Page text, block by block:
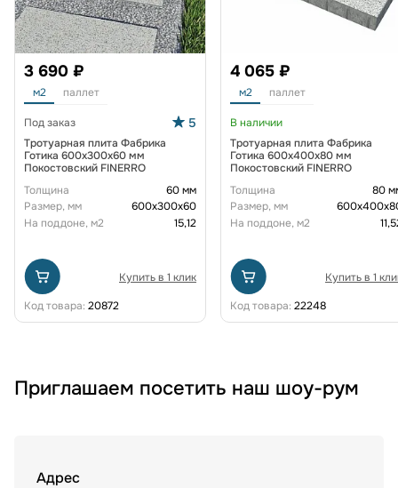
3 690 ₽
м2 паллет
Под заказ 5
Тротуарная плита Фабрика
Готика 600х300х60 мм
Покостовский FINERRO
Толщина
60 мм
Размер, мм
600х300х60
На поддоне, м2
15,12
Купить в 1 клик
Код товара: 20872
4 065 ₽
м2 паллет
В наличии
Тротуарная плита Фабрика
Готика 600х400х80 мм
Покостовский FINERRO
Толщина
80
Размер, мм
На поддоне, м2
Купить в 1
Код товара: 22248
Приглашаем посетить наш шоу-рум
Адрес